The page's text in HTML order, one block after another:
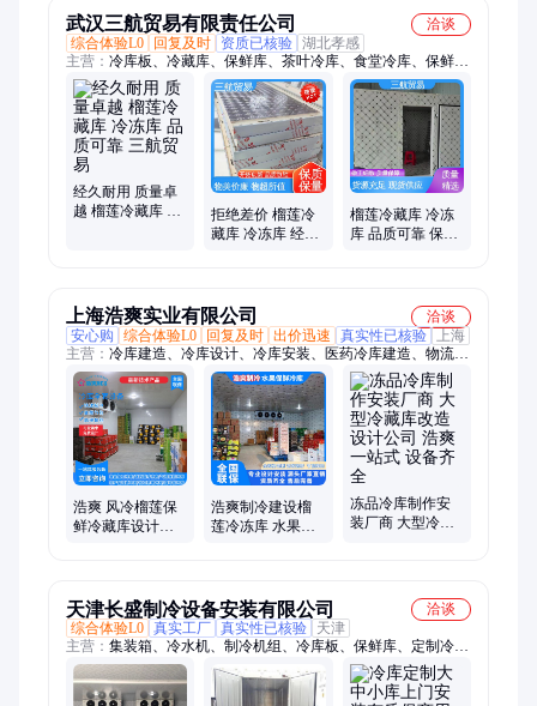
武汉三航贸易有限责任公司
洽谈
综合体验L0
回复及时 资质已核验 湖北孝感
主营： 冷库板、冷藏库、保鲜库、茶叶冷库、食堂冷库、保鲜冷
库、制冷设备、定制制冷
经久耐用 质量卓
越 榴莲冷藏库 冷
拒绝差价 榴莲冷
藏库 冷冻库 经久
榴莲冷藏库 冷冻
库 品质可靠 保质
上海浩爽实业有限公司
洽谈
安心购
综合体验L0 回复及时 出价迅速 真实性已核验
上海
主营： 冷库建造、冷库设计、冷库安装、医药冷库建造、物流冷
库建造、冷链园区冷库建造、大型冷库建造、食品冷库建造、加
工冷库建造、防爆冷库建造、气调冷库建造、危化品冷库建造、
药企冷库建造、食品厂冷库建造、保鲜冷库建造、冷冻库建造、
医院冷库建造、冷藏库建造、超低温冷库建造、自动化冷库建
造、智能冷库建造、生物制品冷库建造、血液血浆冷库建造、农
产品物流冷库建造、万吨冷库建造
浩爽 风冷榴莲保
鲜冷藏库设计建
浩爽制冷建设榴
莲冷冻库 水果保
冻品冷库制作安
装厂商 大型冷藏
天津长盛制冷设备安装有限公司
洽谈
综合体验L0 真实工厂 真实性已核验
天津
主营： 集装箱、冷水机、制冷机组、冷库板、保鲜库、定制冷
库、移动冷库、排酸冷库、冷库安装、速冻冷库、冷库制造、冷
库咨询、冷库设计、餐饮冷库、保险冷库、保鲜冷库、气调库设